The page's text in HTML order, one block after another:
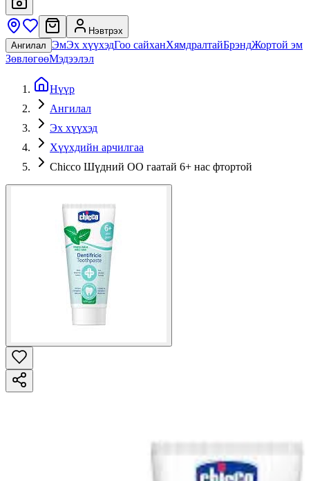
Нэвтрэх
Ангилал ЭмЭх хүүхэдГоо сайханХямдралтайБрэндЖортой эм
ЗөвлөгөөМэдээлэл
Нүүр
Ангилал
Эх хүүхэд
Хүүхдийн арчилгаа
Chicco Шүдний ОО гаатай 6+ нас фтортой